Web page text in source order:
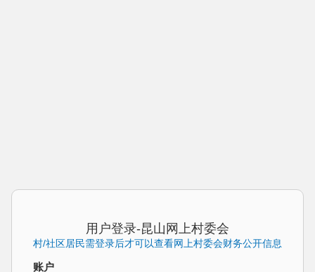
用户登录-昆山网上村委会
村/社区居民需登录后才可以查看网上村委会财务公开信息
账户